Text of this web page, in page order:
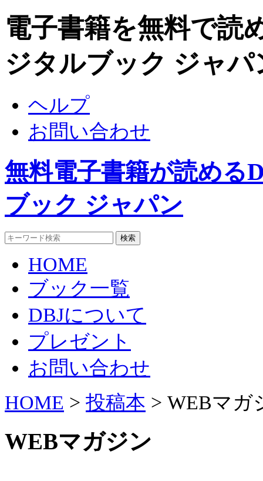
電子書籍を無料で読
ジタルブック ジャパ
ヘルプ
お問い合わせ
無料電子書籍が読める
ブック ジャパン
HOME
ブック一覧
DBJについて
プレゼント
お問い合わせ
HOME > 投稿本 > WEBマガ
WEBマガジン